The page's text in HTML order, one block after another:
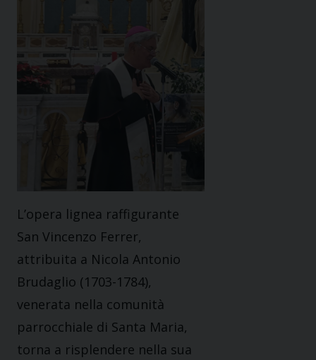
L’opera lignea raffigurante
San Vincenzo Ferrer,
attribuita a Nicola Antonio
Brudaglio (1703-1784),
venerata nella comunità
parrocchiale di Santa Maria,
torna a risplendere nella sua